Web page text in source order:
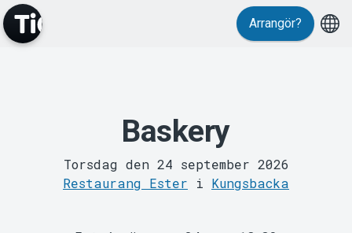
Evenemang Arrangör?
Baskery
Torsdag den 24 september 2026
Restaurang Ester i Kungsbacka